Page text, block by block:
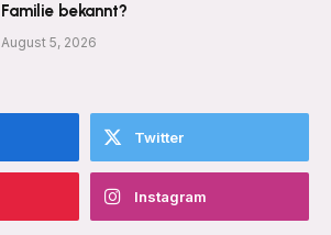
Familie bekannt?
August 5, 2026
Twitter
Instagram